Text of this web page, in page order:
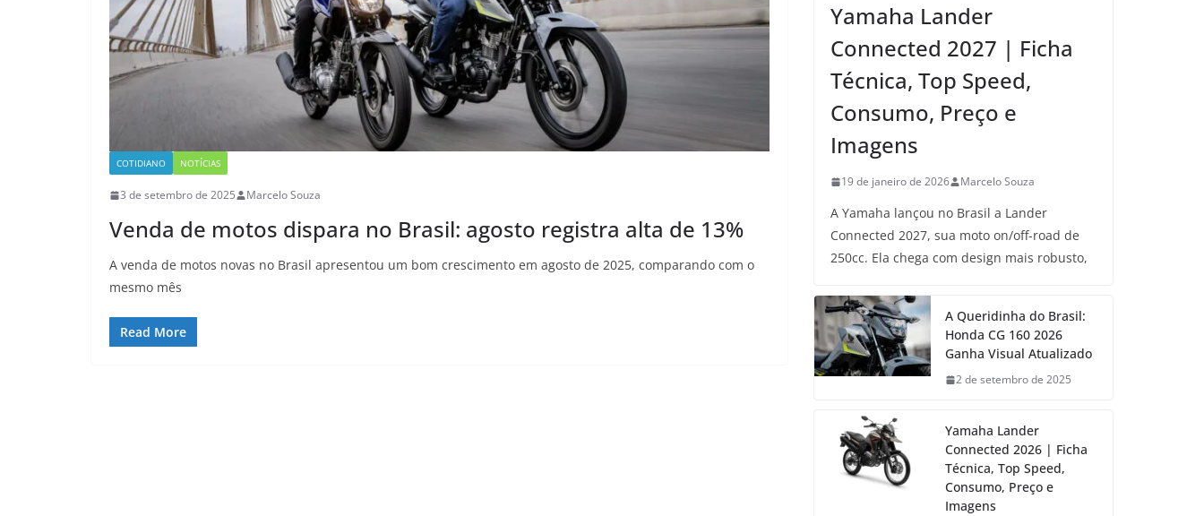
COTIDIANO NOTÍCIAS
3 de setembro de 2025 Marcelo Souza
Venda de motos dispara no Brasil: agosto registra alta de 13%
A venda de motos novas no Brasil apresentou um bom crescimento em agosto de 2025, comparando com o
mesmo mês
Read More
Yamaha Lander
Connected 2027 | Ficha
Técnica, Top Speed,
Consumo, Preço e
Imagens
19 de janeiro de 2026 Marcelo Souza
A Yamaha lançou no Brasil a Lander
Connected 2027, sua moto on/off-road de
250cc. Ela chega com design mais robusto,
A Queridinha do Brasil:
Honda CG 160 2026
Ganha Visual Atualizado
2 de setembro de 2025
Yamaha Lander
Connected 2026 | Ficha
Técnica, Top Speed,
Consumo, Preço e
Imagens